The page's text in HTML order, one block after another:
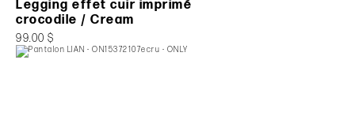
Legging effet cuir imprimé
crocodile / Cream
99.00 $